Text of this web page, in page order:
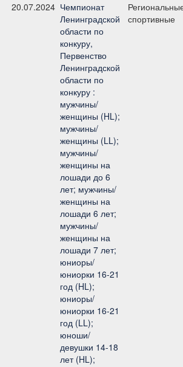
20.07.2024 Чемпионат
Ленинградской
области по
конкуру,
Первенство
Ленинградской
области по
конкуру :
мужчины/
женщины (HL);
мужчины/
женщины (LL);
мужчины/
женщины на
лошади до 6
лет; мужчины/
женщины на
лошади 6 лет;
мужчины/
женщины на
лошади 7 лет;
юниоры/
юниорки 16-21
год (HL);
юниоры/
юниорки 16-21
год (LL);
юноши/
девушки 14-18
лет (HL);
спортивные